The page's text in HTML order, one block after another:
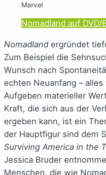
Marvel
Nomadland auf DVD/
Nomadland ergründet
Zum Beispiel die
Wunsch nach
echten Neuanfang –
Aufgeben materieller
Kraft, die sich aus der
ergeben kann, ist ein
der Hauptfigur sind dem
Surviving America in the
Jessica Bruder
Menschen, die wie